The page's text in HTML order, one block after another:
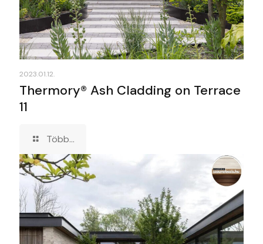
2023.01.12.
Thermory® Ash Cladding on Terrace
11
Több...